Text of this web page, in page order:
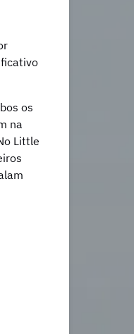
os
na
Little